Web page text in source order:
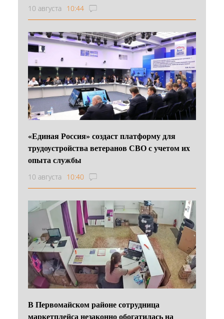
10 августа 10:44
«Единая Россия» создаст платформу для
трудоустройства ветеранов СВО с учетом их
опыта службы
10 августа 10:40
В Первомайском районе сотрудница
маркетплейса незаконно обогатилась на